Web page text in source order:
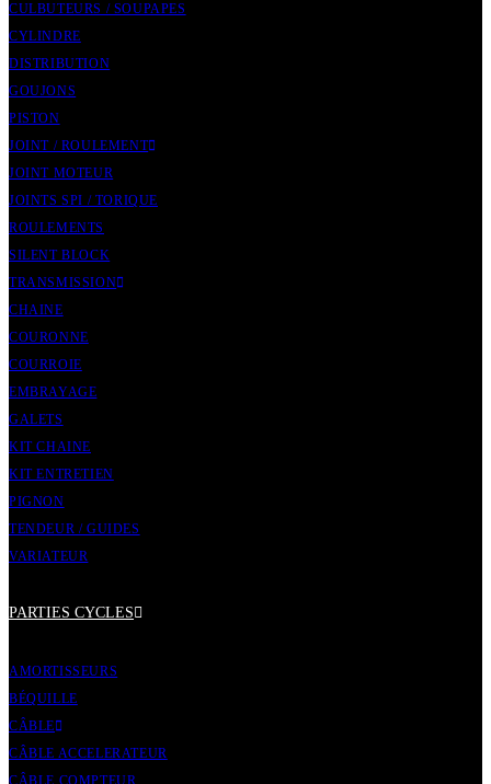
CULBUTEURS / SOUPAPES
CYLINDRE
DISTRIBUTION
GOUJONS
PISTON
JOINT / ROULEMENT
JOINT MOTEUR
JOINTS SPI / TORIQUE
ROULEMENTS
SILENT BLOCK
TRANSMISSION
CHAINE
COURONNE
COURROIE
EMBRAYAGE
GALETS
KIT CHAINE
KIT ENTRETIEN
PIGNON
TENDEUR / GUIDES
VARIATEUR
PARTIES CYCLES
AMORTISSEURS
BÉQUILLE
CÂBLE
CÂBLE ACCELERATEUR
CÂBLE COMPTEUR